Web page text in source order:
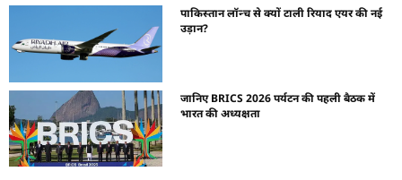
पाकिस्तान लॉन्च से क्यों टाली रियाद एयर की नई
उड़ान?
जानिए BRICS 2026 पर्यटन की पहली बैठक में
भारत की अध्यक्षता